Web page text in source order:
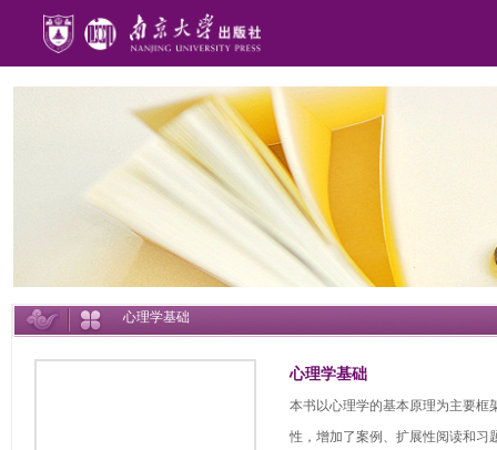
心理学基础
心理学基础
本书以心理学的基本原理为主要框
性，增加了案例、扩展性阅读和习